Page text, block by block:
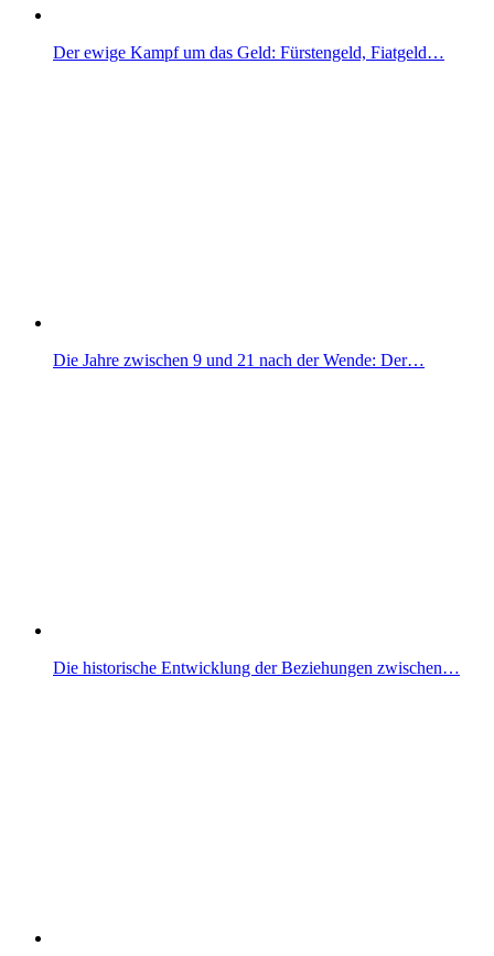
Der ewige Kampf um das Geld: Fürstengeld, Fiatgeld…
Die Jahre zwischen 9 und 21 nach der Wende: Der…
Die historische Entwicklung der Beziehungen zwischen…